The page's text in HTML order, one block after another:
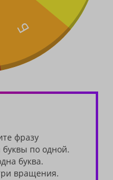
Б
фразу
по одной.
буква.
вращения.